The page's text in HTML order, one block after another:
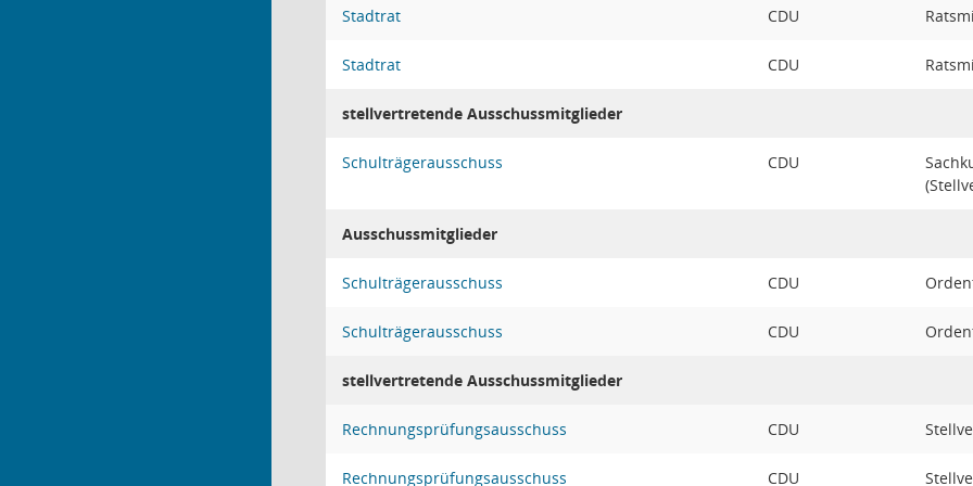
Stadtrat CDU
Stadtrat CDU
stellvertretende Ausschussmitglieder
Schulträgerausschuss CDU
Ausschussmitglieder
Schulträgerausschuss CDU
Schulträgerausschuss CDU
stellvertretende Ausschussmitglieder
Rechnungsprüfungsausschuss CDU
Rechnungsprüfungsausschuss CDU